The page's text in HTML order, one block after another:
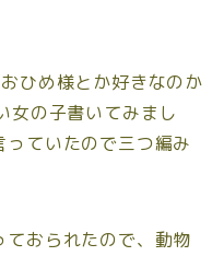
ひめ様とか好きなのか
女の子書いてみまし
ていたので三つ編み
おられたので、動物